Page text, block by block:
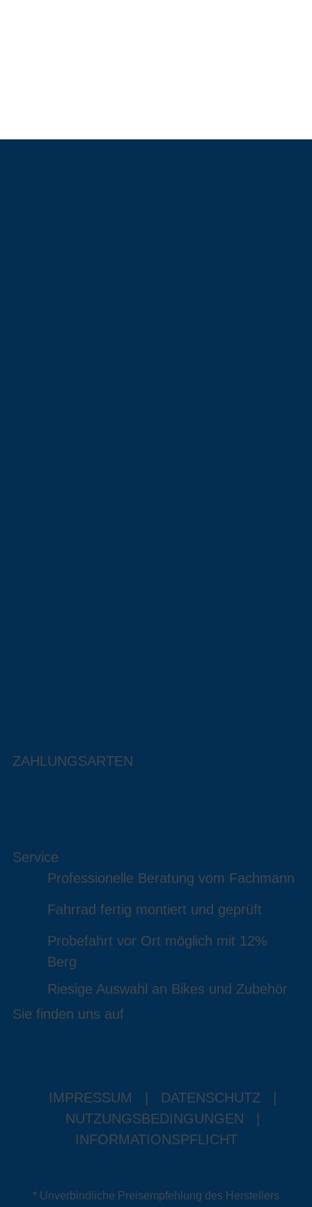
ZAHLUNGSARTEN
Service
Professionelle Beratung vom Fachmann
Fahrrad fertig montiert und geprüft
Probefahrt vor Ort möglich mit 12%
Berg
Riesige Auswahl an Bikes und Zubehör
Sie finden uns auf
IMPRESSUM DATENSCHUTZ
NUTZUNGSBEDINGUNGEN
INFORMATIONSPFLICHT
* Unverbindliche Preisempfehlung des Herstellers